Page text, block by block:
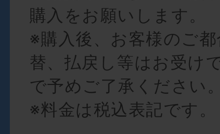
購入をお願いします。
※購入後、お客様のご
替、払戻し等はお受け
で予めご了承ください
※料金は税込表記です。